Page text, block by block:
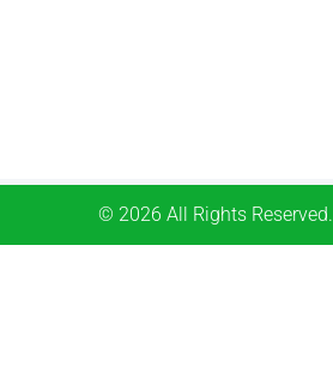
© 2026 All Rights Reserved.